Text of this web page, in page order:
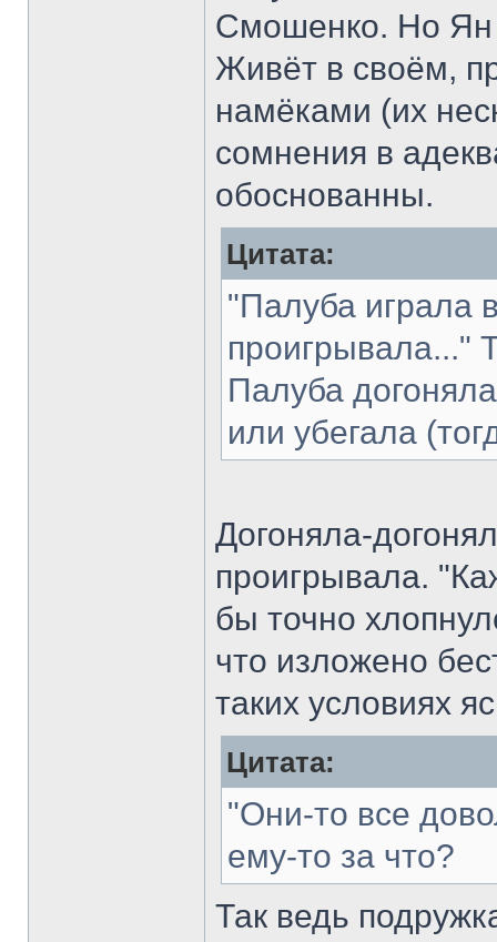
Смошенко. Но Ян
Живёт в своём,
намёками (их
сомнения в
обоснованны.
Цитата:
"Палуба играла
проигрывала..."
Палуба
или убегала
Догоняла-
проигрывала.
бы точно
что изложено
таких условиях
Цитата:
"Они-то все
ему-то за что?
Так ведь